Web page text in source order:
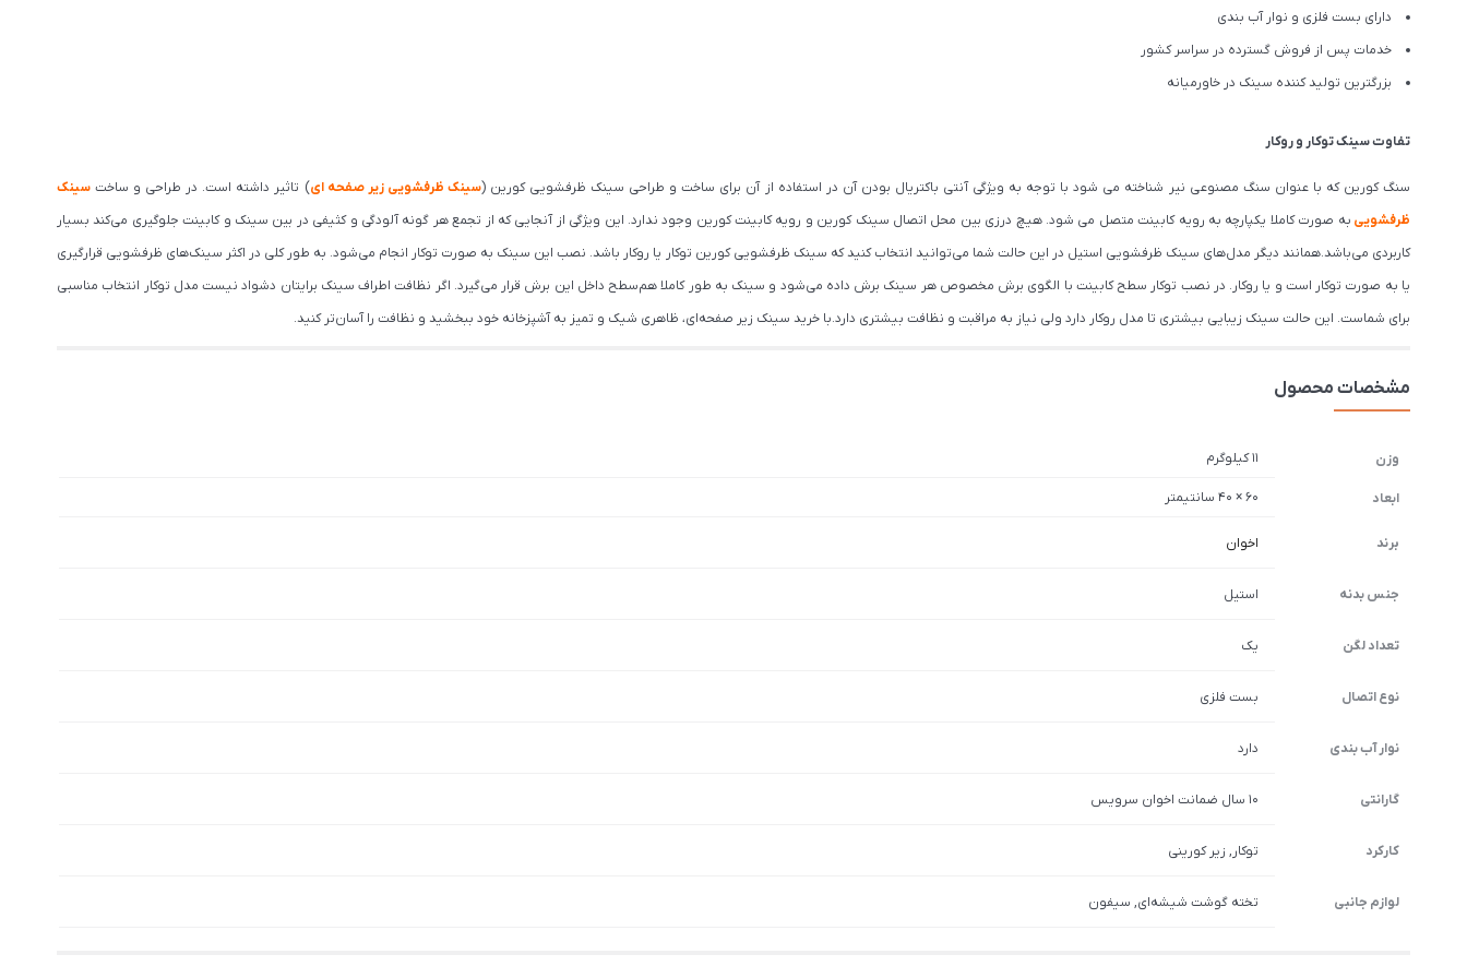
دارای بست فلزی و نوار آب بندی
خدمات پس از فروش گسترده در سراسر کشور
بزرگترین تولید کننده سینک در خاورمیانه
تفاوت سینک توکار و روکار
سنگ کورین که با عنوان سنگ مصنوعی نیر شناخته می شود با توجه به ویژگی آنتی باکتریال بودن آن در استفاده از آن برای ساخت و طراحی سینک ظرفشویی کورین (سینک ظرفشویی زیر صفحه ای) تاثیر داشته است. در طراحی و ساخت سینک
ظرفشویی به صورت کاملا یکپارچه به رویه کابینت متصل می شود. هیچ درزی بین محل اتصال سینک کورین و رویه کابینت کورین وجود ندارد. این ویژگی از آنجایی که از تجمع هر گونه آلودگی و کثیفی در بین سینک و کابینت جلوگیری می‌کند بسیار
کاربردی می‌باشد.همانند دیگر مدل‌های سینک ظرفشویی استیل در این حالت شما می‌توانید انتخاب کنید که سینک ظرفشویی کورین توکار یا روکار باشد. نصب این سینک به صورت توکار انجام می‌شود. به طور کلی در اکثر سینک‌های ظرفشویی قرارگیری
یا به صورت توکار است و یا روکار. در نصب توکار سطح کابینت با الگوی برش مخصوص هر سینک برش داده می‌شود و سینک به طور کاملا هم‌سطح داخل این برش قرار می‌گیرد. اگر نظافت اطراف سینک برایتان دشواد نیست مدل توکار انتخاب مناسبی
برای شماست. این حالت سینک زیبایی بیشتری تا مدل روکار دارد ولی نیاز به مراقبت و نظافت بیشتری دارد.با خرید سینک زیر صفحه‌ای، ظاهری شیک و تمیز به آشپزخانه خود ببخشید و نظافت را آسان‌تر کنید.
مشخصات محصول
وزن 11 کیلوگرم
ابعاد 60 × 40 سانتیمتر
برند اخوان
جنس بدنه استیل
تعداد لگن یک
نوع اتصال بست فلزی
نوار آب بندی دارد
گارانتی 10 سال ضمانت اخوان سرویس
کارکرد توکار, زیر کورینی
لوازم جانبی تخته گوشت شیشه‌ای, سیفون